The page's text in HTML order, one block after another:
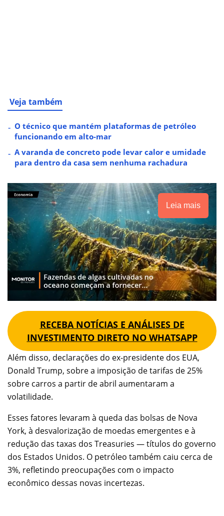
Veja também
O técnico que mantém plataformas de petróleo
funcionando em alto-mar
A varanda de concreto pode levar calor e umidade
para dentro da casa sem nenhuma rachadura
Leia mais
RECEBA NOTÍCIAS E ANÁLISES DE
INVESTIMENTO DIRETO NO WHATSAPP
Além disso, declarações do ex-presidente dos EUA,
Donald Trump, sobre a imposição de tarifas de 25%
sobre carros a partir de abril aumentaram a
volatilidade.
Esses fatores levaram à queda das bolsas de Nova
York, à desvalorização de moedas emergentes e à
redução das taxas dos Treasuries — títulos do governo
dos Estados Unidos. O petróleo também caiu cerca de
3%, refletindo preocupações com o impacto
econômico dessas novas incertezas.